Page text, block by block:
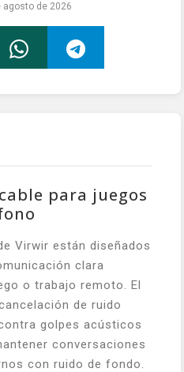
de 2026
para juegos
Virwir están diseñados
clara
o trabajo remoto. El
de ruido
golpes acústicos
conversaciones
con ruido de fondo.